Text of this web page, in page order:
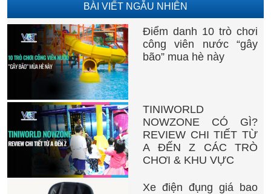
BÀI VIẾT NGẪU NHIÊN
Điểm danh 10 trò chơi
công viên nước “gây
bão” mua hè này
TINIWORLD
NOWZONE CÓ GÌ?
REVIEW CHI TIẾT TỪ
A ĐẾN Z CÁC TRÒ
CHƠI & KHU VỰC
Xe điện đụng giá bao